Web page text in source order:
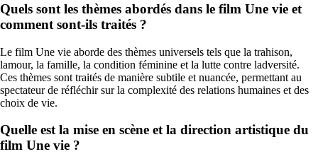
Quels sont les thèmes abordés dans le film Une vie et
comment sont-ils traités ?
Le film Une vie aborde des thèmes universels tels que la trahison,
lamour, la famille, la condition féminine et la lutte contre ladversité.
Ces thèmes sont traités de manière subtile et nuancée, permettant au
spectateur de réfléchir sur la complexité des relations humaines et des
choix de vie.
Quelle est la mise en scène et la direction artistique du
film Une vie ?